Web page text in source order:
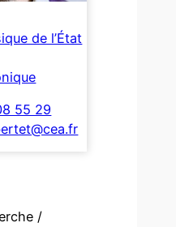
de l’État
55 29
/